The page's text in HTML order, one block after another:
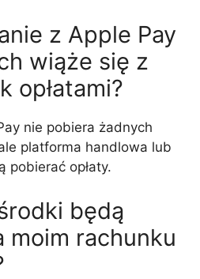
z Apple Pay
wiąże się z
opłatami?
nie pobiera żadnych
platforma handlowa lub
pobierać opłaty.
będą
moim rachunku